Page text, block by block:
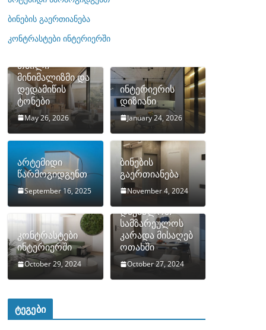
ბ
ი
ბინების გაერთიანება
კონტრასტები ინტერიერში
თბილი
მინიმალიზმი და
დედამიწის
ტონები
May 26, 2026
ინტერიერის
დიზიანი
January 24, 2026
არტემიდი
წარმოგიდგენთ
September 16, 2025
ბინების
გაერთიანება
November 4, 2024
კონტრასტები
ინტერიერში
October 29, 2024
როგორ
დავმალოთ
სამზარეულოს
კარადა მისაღებ
ოთახში
October 27, 2024
ტეგები